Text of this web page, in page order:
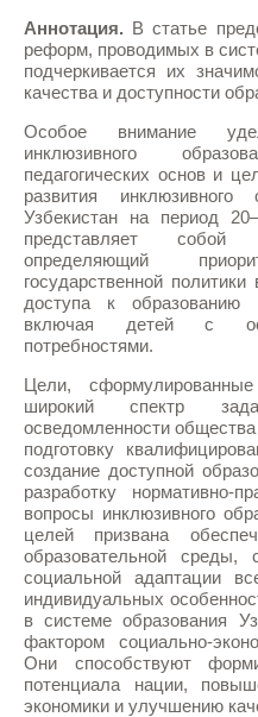
Аннотация. В статье
реформ, проводимых в
подчеркивается их
качества и доступности
Особое внимание
инклюзивного
педагогических основ и
развития
Узбекистан на период
представляет собой
определяющий
государственной
доступа к образованию
включая детей с
потребностями.
Цели,
широкий спектр
осведомленности
подготовку
создание доступной
разработку нормативно-
вопросы инклюзивного
целей призвана
образовательной среды,
социальной адаптации
индивидуальных
в системе образования
фактором социально-
Они способствуют
потенциала нации,
экономики и улучшению